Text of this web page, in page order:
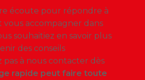
écoute pour répondre à
vous accompagner dans
souhaitiez en savoir plus
des conseils
pas à nous contacter dès
rapide peut faire toute